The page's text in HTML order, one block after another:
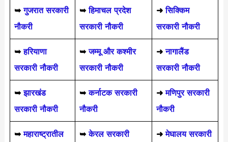
➥ गुजरात सरकारी
नौकरी
➥हिमाचल प्रदेश
सरकारी नौकरी
➜ सिक्किम
सरकारी नौकरी
➥हरियाणा
सरकारी नौकरी
➥जम्मू और कश्मीर
सरकारी नौकरी
➜ नागालैंड
सरकारी नौकरी
➥ झारखंड
सरकारी नौकरी
➥ कर्नाटक सरकारी
नौकरी
➜ मणिपुर सरकारी
नौकरी
➥ महाराष्ट्रातील ➥ केरल सरकारी ➜ मेघालय सरकारी